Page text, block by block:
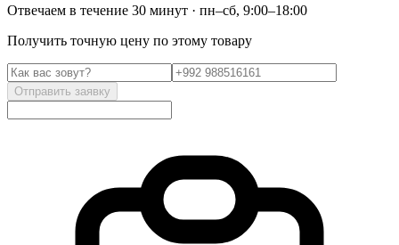
Отвечаем в течение 30 минут · пн–сб, 9:00–18:00
Получить точную цену по этому товару
Отправить заявку